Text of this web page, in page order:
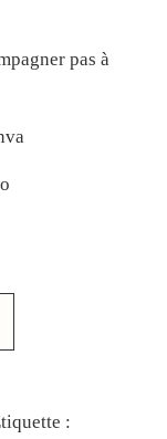
pas à
: